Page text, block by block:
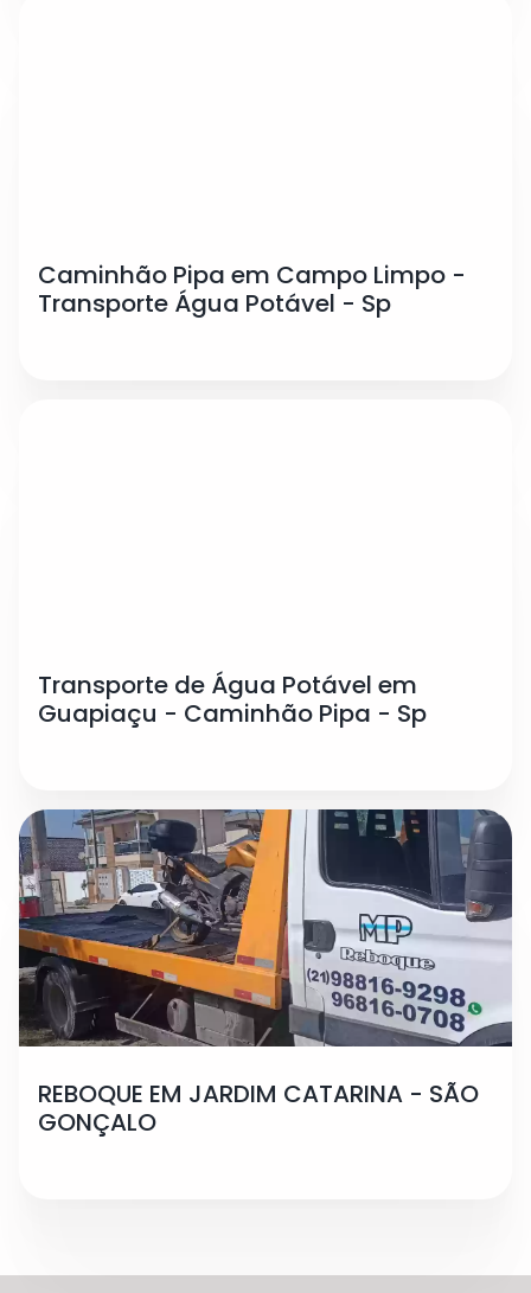
Caminhão Pipa em Campo Limpo -
Transporte Água Potável - Sp
Transporte de Água Potável em
Guapiaçu - Caminhão Pipa - Sp
REBOQUE EM JARDIM CATARINA - SÃO
GONÇALO